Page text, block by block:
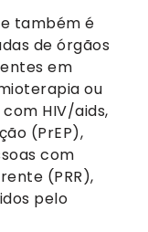
também é
de órgãos
em
ou
HIV/aids,
(PrEP),
com
(PRR),
pelo